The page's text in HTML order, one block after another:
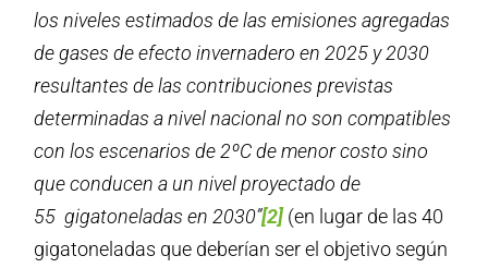
los niveles estimados de las emisiones agregadas
de gases de efecto invernadero en 2025 y 2030
resultantes de las contribuciones previstas
determinadas a nivel nacional no son compatibles
con los escenarios de 2ºC de menor costo sino
que conducen a un nivel proyectado de
55 gigatoneladas en 2030”[2] (en lugar de las 40
gigatoneladas que deberían ser el objetivo según